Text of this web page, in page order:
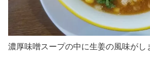
濃厚味噌スープの中に生姜の風味がし